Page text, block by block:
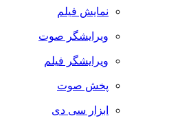
نمایش فیلم
ویرایشگر صوت
ویرایشگر فیلم
پخش صوت
ابزار سی دی